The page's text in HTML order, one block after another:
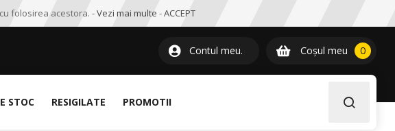
folosirea acestora. -Vezi mai multe -ACCEPT
Contul meu. Coșul meu 00item
STOC RESIGILATE PROMOTII